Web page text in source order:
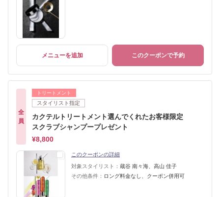
メニューを追加 このクーポンで予約
全
員
トリートメント
スタイリスト指定
カクテルトリートメント選んでくれたお客様限定
スクラブシャンプープレゼント
¥8,800
このクーポンの詳細
対象スタイリスト： 蔵谷 南々海、高山 佳子
その他条件： ロング料金なし、クーポン併用可